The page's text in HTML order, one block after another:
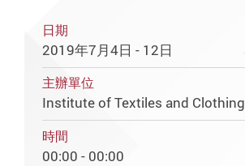
日期
2019年7月4日 - 12日
主辦單位
Institute of Textiles and Clothing
時間
00:00 - 00:00